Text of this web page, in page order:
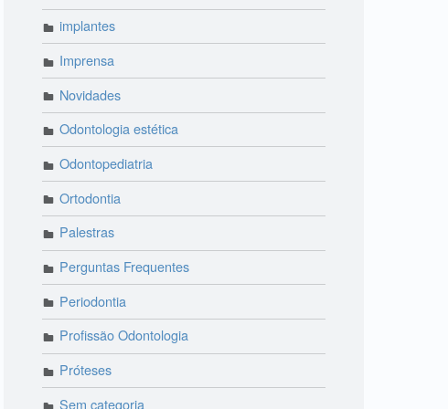
implantes
Imprensa
Novidades
Odontologia estética
Odontopediatria
Ortodontia
Palestras
Perguntas Frequentes
Periodontia
Profissão Odontologia
Próteses
Sem categoria